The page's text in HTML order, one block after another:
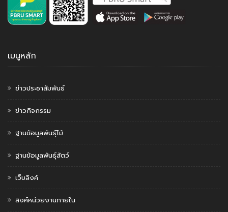
เมนูหลัก
ข่าวประชาสัมพันธ์
ข่าวกิจกรรม
ฐานข้อมูลพันธุ์ไม้
ฐานข้อมูลพันธุ์สัตว์
เว็บลิงค์
ลิงค์หน่วยงานภายใน